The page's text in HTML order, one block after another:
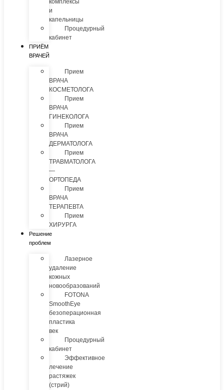
комплексы
и
капельницы
Процедурный
кабинет
ПРИЁМ
ВРАЧЕЙ
Прием
ВРАЧА
КОСМЕТОЛОГА
Прием
ВРАЧА
ГИНЕКОЛОГА
Прием
ВРАЧА
ДЕРМАТОЛОГА
Прием
ТРАВМАТОЛОГА
—
ОРТОПЕДА
Прием
ВРАЧА
ТЕРАПЕВТА
Прием
ХИРУРГА
Решение
проблем
Лазерное
удаление
кожных
новообразований
FOTONA
SmoothEye
безоперационная
пластика
век
Процедурный
кабинет
Эффективное
лечение
растяжек
(стрий)